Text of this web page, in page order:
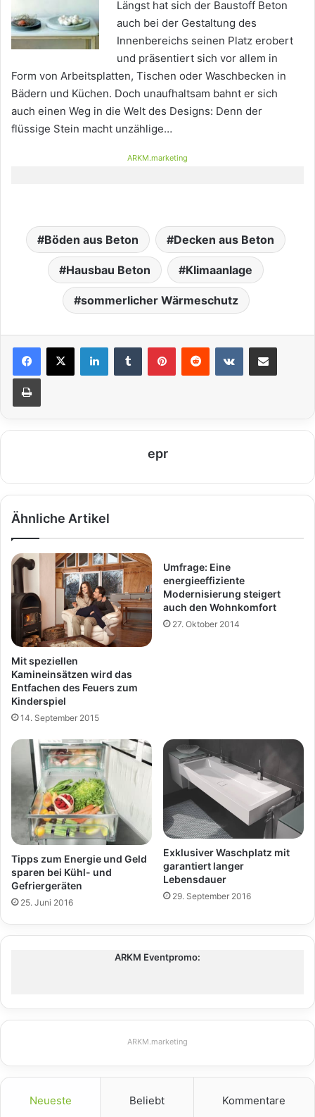
Längst hat sich der Baustoff Beton
auch bei der Gestaltung des
Innenbereichs seinen Platz erobert
und präsentiert sich vor allem in
Form von Arbeitsplatten, Tischen oder Waschbecken in
Bädern und Küchen. Doch unaufhaltsam bahnt er sich
auch einen Weg in die Welt des Designs: Denn der
flüssige Stein macht unzählige…
ARKM.marketing
Böden aus Beton Decken aus Beton
Hausbau Beton Klimaanlage
sommerlicher Wärmeschutz
epr
Ähnliche Artikel
Mit speziellen
Kamineinsätzen wird das
Entfachen des Feuers zum
Kinderspiel
14. September 2015
Umfrage: Eine
energieeffiziente
Modernisierung steigert
auch den Wohnkomfort
27. Oktober 2014
Tipps zum Energie und Geld
sparen bei Kühl- und
Gefriergeräten
25. Juni 2016
Exklusiver Waschplatz mit
garantiert langer
Lebensdauer
29. September 2016
ARKM Eventpromo:
ARKM.marketing
Neueste Beliebt Kommentare